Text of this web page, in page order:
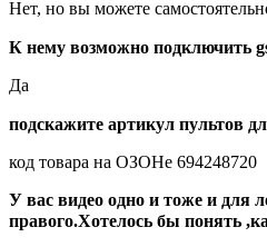
Нет, но вы можете
К нему возможно подключить
Да
подскажите артикул пультов
код товара на ОЗОНе 694248720
У вас видео одно и тоже и для
правого.Хотелось бы понять